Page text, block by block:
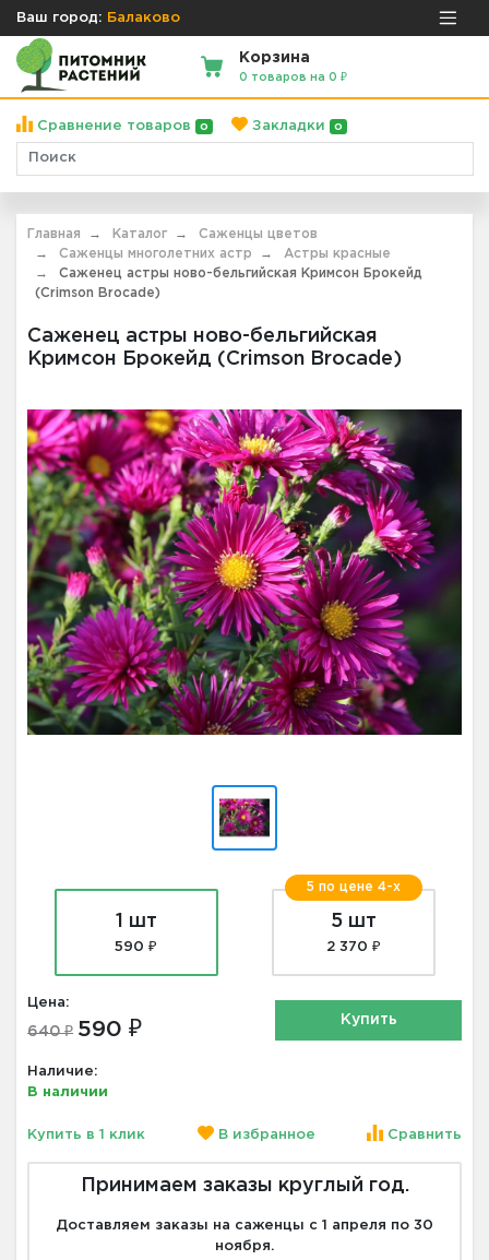
Ваш город: Балаково
Корзина
0 товаров на 0 ₽
Сравнение товаров 0 Закладки 0
Главная Каталог
Саженцы цветов
Саженцы многолетних астр
Астры красные
Саженец астры ново-бельгийская Кримсон Брокейд
(Crimson Brocade)
Саженец астры ново-бельгийская
Кримсон Брокейд (Crimson Brocade)
1 шт
590 ₽
5 по цене 4-х
5 шт
2 370 ₽
Цена:
640 ₽ 590 ₽
Наличие:
В наличии
Купить
Купить в 1 клик В избранное Сравнить
Принимаем заказы круглый год.
Доставляем заказы на саженцы с 1 апреля по 30
ноября.